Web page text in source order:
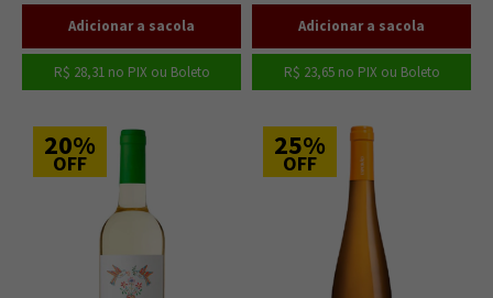
R$ 28,31no PIX ou Boleto R$ 23,65no PIX ou Boleto
20%
OFF
25%
OFF